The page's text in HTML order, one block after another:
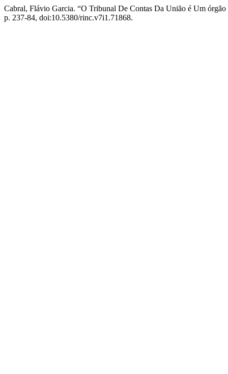
Cabral, Flávio Garcia. “O Tribunal De Contas Da União é Um
p. 237-84, doi:10.5380/rinc.v7i1.71868.